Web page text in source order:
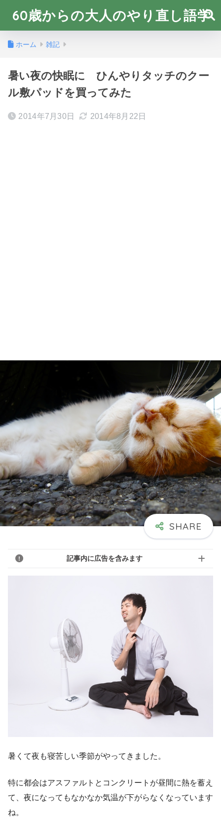
60歳からの大人のやり直し語学
ホーム 雑記
暑い夜の快眠に ひんやりタッチのクー
ル敷パッドを買ってみた
2014年7月30日 2014年8月22日
記事内に広告を含みます
暑くて夜も寝苦しい季節がやってきました。
特に都会はアスファルトとコンクリートが昼間に熱を蓄え
て、夜になってもなかなか気温が下がらなくなっています
ね。